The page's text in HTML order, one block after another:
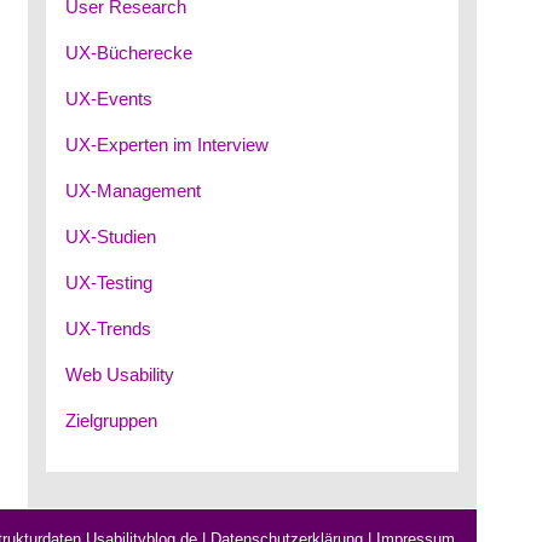
User Research
UX-Bücherecke
UX-Events
UX-Experten im Interview
UX-Management
UX-Studien
UX-Testing
UX-Trends
Web Usability
Zielgruppen